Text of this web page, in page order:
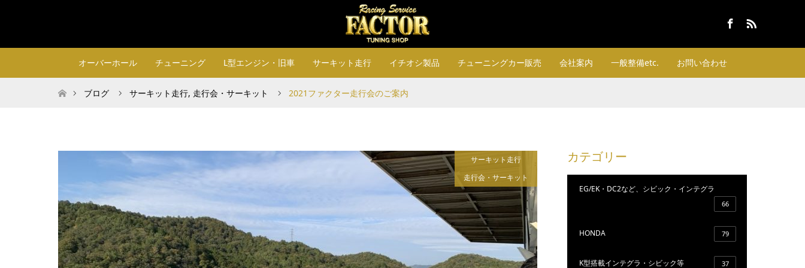
オーバーホール チューニング L型エンジン・旧車 サーキット走行 イチオシ製品 チューニングカー販売 会社案内 一般整備etc. お問い合わせ
ホームブログ サーキット走行, 走行会・サーキット 2021ファクター走行会のご案内
サーキット走行
走行会・サーキット
カテゴリー
EG/EK・DC2など、シビック・インテグラ
66
HONDA 79
K型搭載インテグラ・シビック等 37